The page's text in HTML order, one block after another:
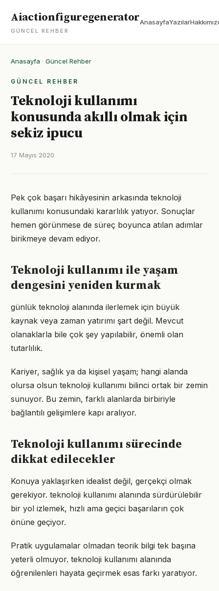
Aiactionfiguregenerator
GÜNCEL REHBER
AnasayfaYazılar
Anasayfa · Güncel Rehber
GÜNCEL REHBER
Teknoloji kullanımı
konusunda akıllı olmak için
sekiz ipucu
17 Mayıs 2020
Pek çok başarı hikâyesinin arkasında teknoloji
kullanımı konusundaki kararlılık yatıyor. Sonuçlar
hemen görünmese de süreç boyunca atılan adımlar
birikmeye devam ediyor.
Teknoloji kullanımı ile yaşam
dengesini yeniden kurmak
günlük teknoloji alanında ilerlemek için büyük
kaynak veya zaman yatırımı şart değil. Mevcut
olanaklarla bile çok şey yapılabilir, önemli olan
tutarlılık.
Kariyer, sağlık ya da kişisel yaşam; hangi alanda
olursa olsun teknoloji kullanımı bilinci ortak bir zemin
sunuyor. Bu zemin, farklı alanlarda birbiriyle
bağlantılı gelişimlere kapı aralıyor.
Teknoloji kullanımı sürecinde
dikkat edilecekler
Konuya yaklaşırken idealist değil, gerçekçi olmak
gerekiyor. teknoloji kullanımı alanında sürdürülebilir
bir yol izlemek, hızlı ama geçici başarıların çok
önüne geçiyor.
Pratik uygulamalar olmadan teorik bilgi tek başına
yeterli olmuyor. teknoloji kullanımı alanında
öğrenilenleri hayata geçirmek esas farkı yaratıyor.